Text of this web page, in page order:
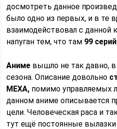
досмотреть данное
было одно из первых, и в те
взаимодействовал с данной
напуган тем, что там 99 серий
Аниме вышло не так давно, в
сезона. Описание довольно
МЕХА, помимо управляемых
данном аниме описывается
цели. Человеческая раса и
тут ещё постоянные вылазки